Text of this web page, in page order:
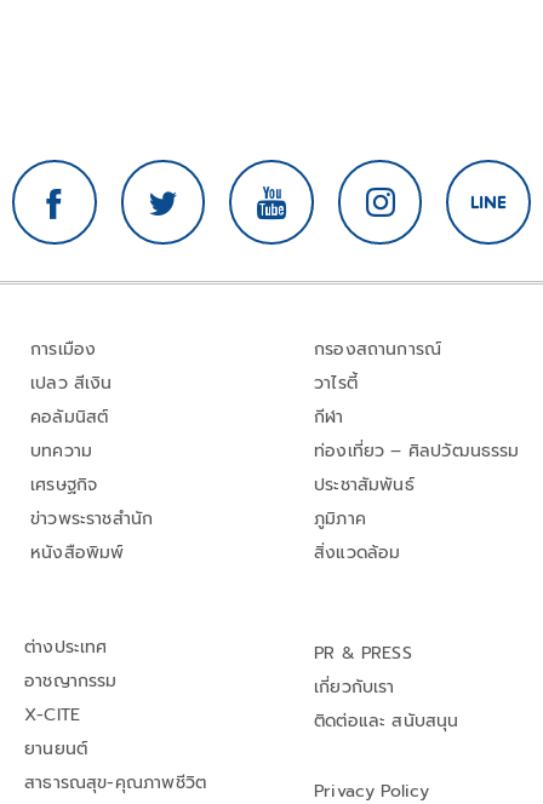
การเมือง
เปลว สีเงิน
คอลัมนิสต์
บทความ
เศรษฐกิจ
ข่าวพระราชสำนัก
หนังสือพิมพ์
กรองสถานการณ์
วาไรตี้
กีฬา
ท่องเที่ยว – ศิลปวัฒนธรรม
ประชาสัมพันธ์
ภูมิภาค
สิ่งแวดล้อม
ต่างประเทศ
อาชญากรรม
X-CITE
ยานยนต์
สาธารณสุข-คุณภาพชีวิต
PR & PRESS
เกี่ยวกับเรา
ติดต่อและ สนับสนุน
Privacy Policy